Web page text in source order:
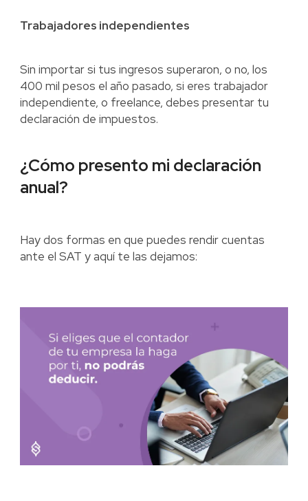
Trabajadores independientes
Sin importar si tus ingresos superaron, o no, los
400 mil pesos el año pasado, si eres trabajador
independiente, o freelance, debes presentar tu
declaración de impuestos.
¿Cómo presento mi declaración
anual?
Hay dos formas en que puedes rendir cuentas
ante el SAT y aquí te las dejamos: